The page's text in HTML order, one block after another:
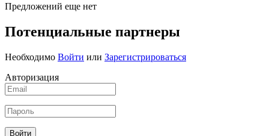
Предложений еще нет
Потенциальные партнеры
Необходимо Войти или Зарегистрироваться
Авторизация
Войти